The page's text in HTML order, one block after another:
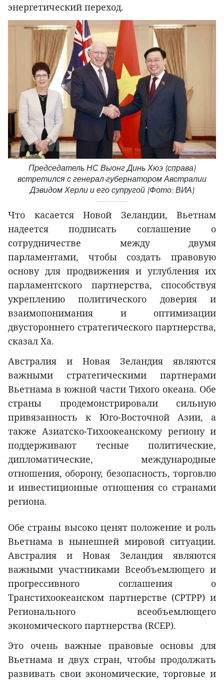
энергетический переход.
Председатель НС Выонг Динь Хюэ (справа)
встретился с генерал-губернатором Австралии
Дэвидом Херли и его супругой (Фото: ВИА)
Что касается Новой Зеландии, Вьетнам
надеется подписать соглашение о
сотрудничестве между двумя
парламентами, чтобы создать правовую
основу для продвижения и углубления их
парламентского партнерства, способствуя
укреплению политического доверия и
взаимопонимания и оптимизации
двустороннего стратегического партнерства,
сказал Ха.
Австралия и Новая Зеландия являются
важными стратегическими партнерами
Вьетнама в южной части Тихого океана. Обе
страны продемонстрировали сильную
привязанность к Юго-Восточной Азии, а
также Азиатско-Тихоокеанскому региону и
поддерживают тесные политические,
дипломатические, международные
отношения, оборону, безопасность, торговлю
и инвестиционные отношения со странами
региона.
Обе страны высоко ценят положение и роль
Вьетнама в нынешней мировой ситуации.
Австралия и Новая Зеландия являются
важными участниками Всеобъемлющего и
прогрессивного соглашения о
Транстихоокеанском партнерстве (CPTPP) и
Регионального всеобъемлющего
экономического партнерства (RCEP).
Это очень важные правовые основы для
Вьетнама и двух стран, чтобы продолжать
развивать свои экономические, торговые и